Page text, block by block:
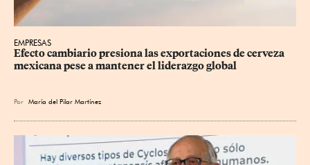
EMPRESAS
Efecto cambiario presiona las exportaciones de cerveza
mexicana pese a mantener el liderazgo global
Por María del Pilar Martínez